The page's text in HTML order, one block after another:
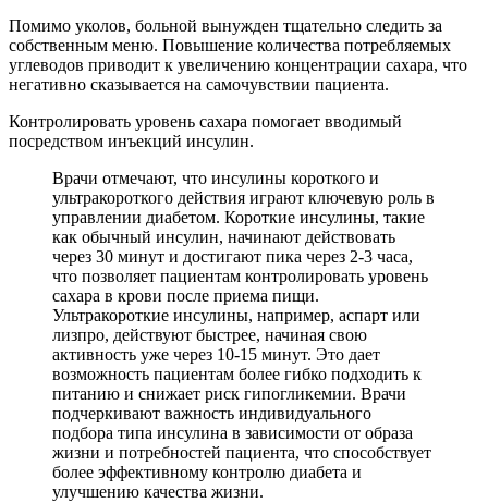
Помимо уколов, больной вынужден тщательно следить за
собственным меню. Повышение количества потребляемых
углеводов приводит к увеличению концентрации сахара, что
негативно сказывается на самочувствии пациента.
Контролировать уровень сахара помогает вводимый
посредством инъекций инсулин.
Врачи отмечают, что инсулины короткого и
ультракороткого действия играют ключевую роль в
управлении диабетом. Короткие инсулины, такие
как обычный инсулин, начинают действовать
через 30 минут и достигают пика через 2-3 часа,
что позволяет пациентам контролировать уровень
сахара в крови после приема пищи.
Ультракороткие инсулины, например, аспарт или
лизпро, действуют быстрее, начиная свою
активность уже через 10-15 минут. Это дает
возможность пациентам более гибко подходить к
питанию и снижает риск гипогликемии. Врачи
подчеркивают важность индивидуального
подбора типа инсулина в зависимости от образа
жизни и потребностей пациента, что способствует
более эффективному контролю диабета и
улучшению качества жизни.